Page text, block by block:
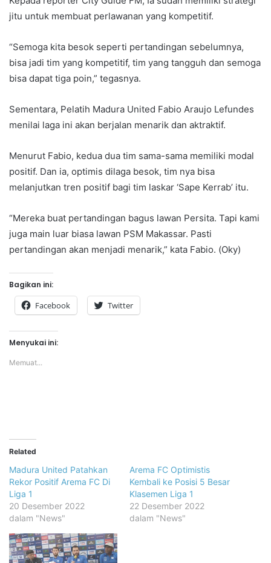
jitu untuk membuat perlawanan yang kompetitif.
“Semoga kita besok seperti pertandingan sebelumnya,
bisa jadi tim yang kompetitif, tim yang tangguh dan semoga
bisa dapat tiga poin,” tegasnya.
Sementara, Pelatih Madura United Fabio Araujo Lefundes
menilai laga ini akan berjalan menarik dan aktraktif.
Menurut Fabio, kedua dua tim sama-sama memiliki modal
positif. Dan ia, optimis dilaga besok, tim nya bisa
melanjutkan tren positif bagi tim laskar ‘Sape Kerrab’ itu.
“Mereka buat pertandingan bagus lawan Persita. Tapi kami
juga main luar biasa lawan PSM Makassar. Pasti
pertandingan akan menjadi menarik,” kata Fabio. (Oky)
Bagikan ini:
Facebook Twitter
Menyukai ini:
Memuat...
Related
Madura United Patahkan
Rekor Positif Arema FC Di
Liga 1
20 Desember 2022
dalam "News"
Arema FC Optimistis
Kembali ke Posisi 5 Besar
Klasemen Liga 1
22 Desember 2022
dalam "News"